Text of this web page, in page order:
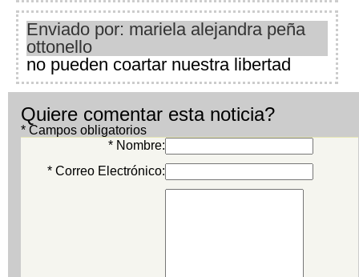
Enviado por: mariela alejandra peña
ottonello
no pueden coartar nuestra libertad
Quiere comentar esta noticia?
* Campos obligatorios
* Nombre:
* Correo Electrónico: